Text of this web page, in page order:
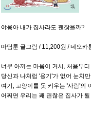
야옹아 내가 집사라도 괜찮을까?
마담툰 글그림 / 11,200원 / 네오카
너무 아끼는 마음이 커서, 처음부
당신과 나처럼 '용기'가 없어 눈치
여기, 고양이를 못 키우는 '사람'의
어쩌면 우리는 꽤 괜찮은 집사가